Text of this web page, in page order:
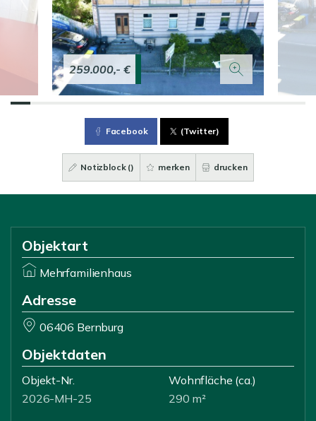
259.000,- €
Facebook (Twitter)
Notizblock () merken drucken
Objektart
Mehrfamilienhaus
Adresse
06406 Bernburg
Objektdaten
Objekt-Nr.
2026-MH-25
Wohnfläche (ca.)
290 m²